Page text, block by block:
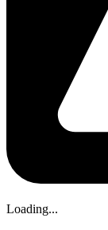
Loading...